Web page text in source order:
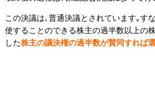
この決議は､普通決議とされています｡す
使することのできる株主の過半数以上の
した株主の議決権の過半数が賛同すれば